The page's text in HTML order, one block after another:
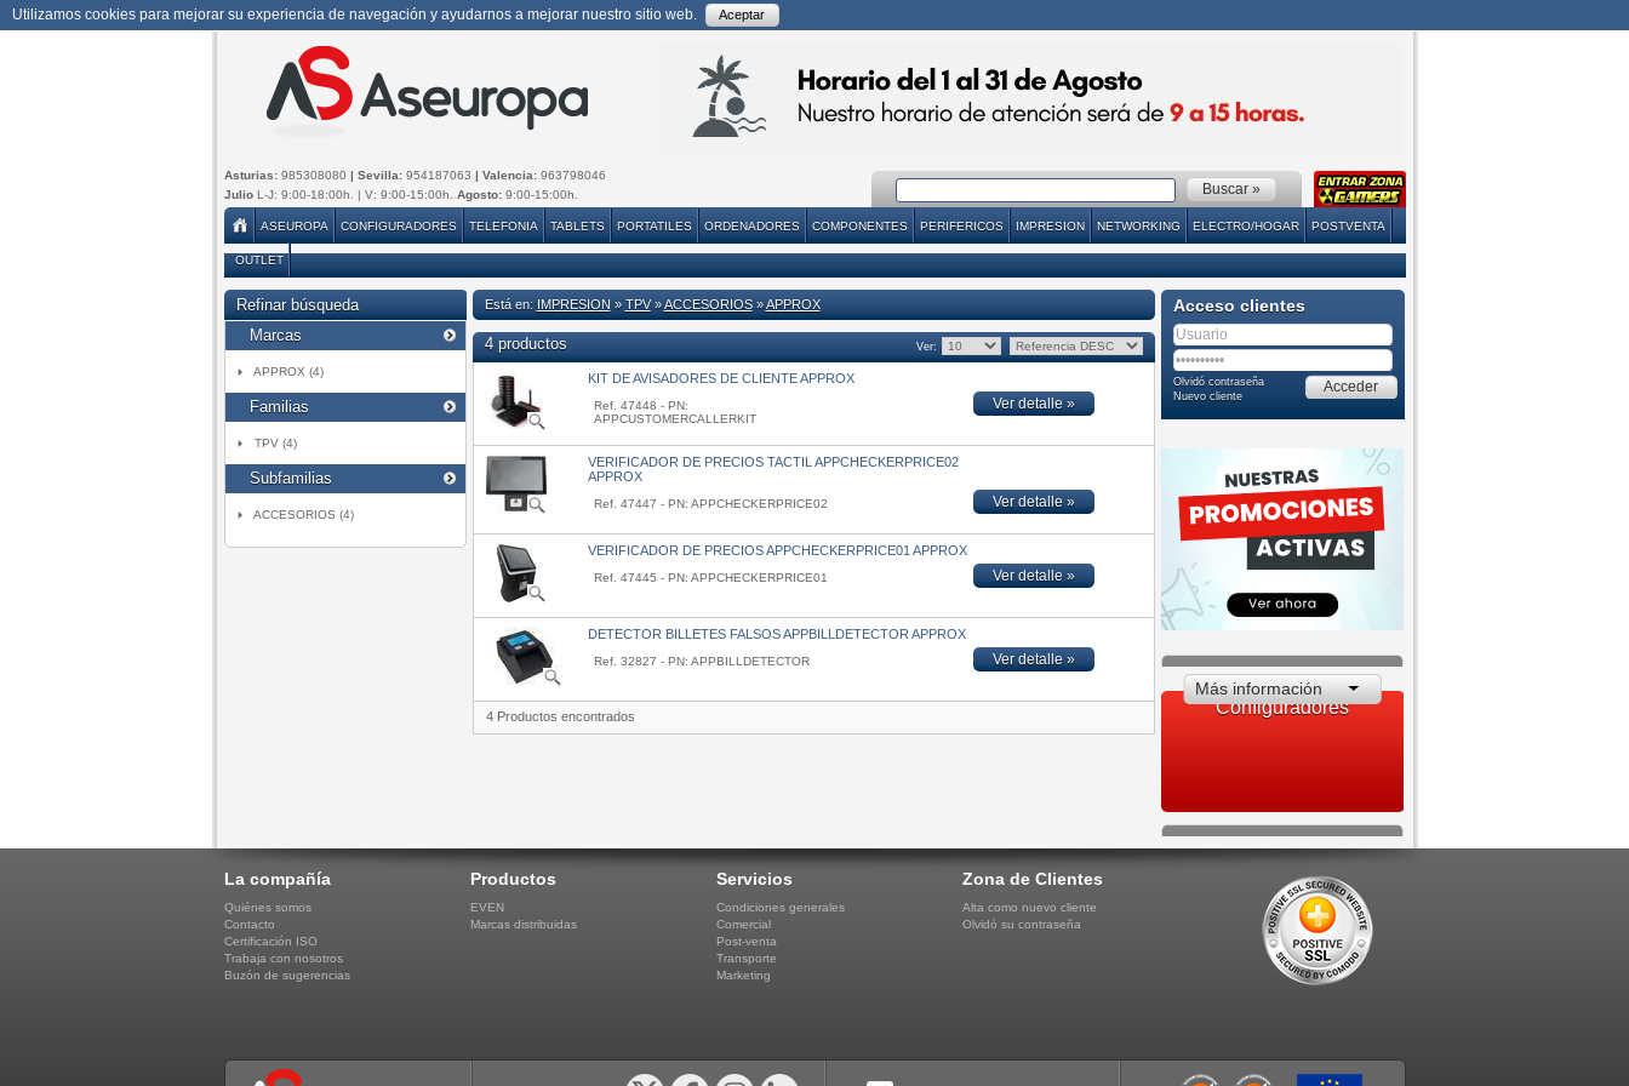
Utilizamos cookies para mejorar su experiencia de navegación y ayudarnos a mejorar nuestro sitio web. Aceptar
Asturias: 985308080 | Sevilla: 954187063 | Valencia: 963798046
JulioL-J: 9:00-18:00h. | V: 9:00-15:00h. Agosto:9:00-15:00h.
ASEUROPA CONFIGURADORES TELEFONIA TABLETS PORTATILES ORDENADORES COMPONENTES PERIFERICOS IMPRESION NETWORKING ELECTRO/HOGAR POSTVENTA
OUTLET
Refinar búsqueda
Marcas
APPROX (4)
Familias
TPV (4)
Subfamilias
ACCESORIOS (4)
Está en: IMPRESION » TPV»ACCESORIOS»APPROX
4 productos Ver:
KIT DE AVISADORES DE CLIENTE APPROX
Ref. 47448 - PN:
APPCUSTOMERCALLERKIT
Ver detalle »
VERIFICADOR DE PRECIOS TACTIL APPCHECKERPRICE02
APPROX
Ref. 47447 - PN: APPCHECKERPRICE02 Ver detalle »
VERIFICADOR DE PRECIOS APPCHECKERPRICE01 APPROX
Ref. 47445 - PN: APPCHECKERPRICE01 Ver detalle »
DETECTOR BILLETES FALSOS APPBILLDETECTOR APPROX
Ref. 32827 - PN: APPBILLDETECTOR Ver detalle »
4 Productos encontrados
Acceso clientes
Olvidó contraseña
Nuevo cliente
Configuradores
Más información
La compañía
Quiénes somos
Contacto
Certificación ISO
Trabaja con nosotros
Buzón de sugerencias
Productos
EVEN
Marcas distribuidas
Servicios
Condiciones generales
Comercial
Post-venta
Transporte
Marketing
Zona de Clientes
Alta como nuevo cliente
Olvidó su contraseña